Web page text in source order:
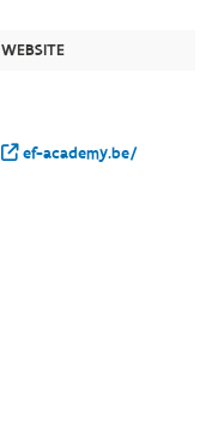
WEBSITE
ef-academy.be/